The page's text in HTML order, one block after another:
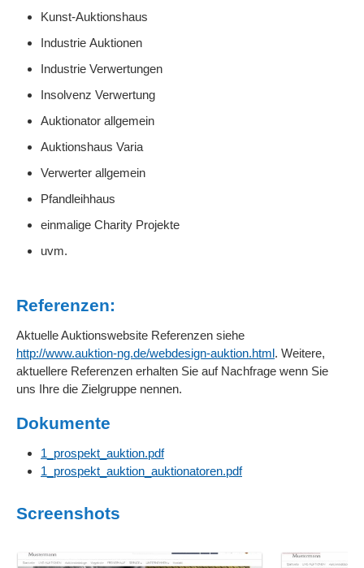
Kunst-Auktionshaus
Industrie Auktionen
Industrie Verwertungen
Insolvenz Verwertung
Auktionator allgemein
Auktionshaus Varia
Verwerter allgemein
Pfandleihhaus
einmalige Charity Projekte
uvm.
Referenzen:
Aktuelle Auktionswebsite Referenzen siehe
http://www.auktion-ng.de/webdesign-auktion.html. Weitere,
aktuellere Referenzen erhalten Sie auf Nachfrage wenn Sie
uns Ihre die Zielgruppe nennen.
Dokumente
1_prospekt_auktion.pdf
1_prospekt_auktion_auktionatoren.pdf
Screenshots